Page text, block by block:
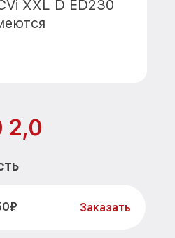
XXL D ED230
2,0
Заказать